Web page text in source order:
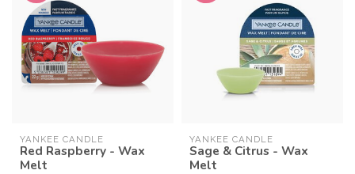
YANKEE CANDLE
Red Raspberry - Wax
Melt
YANKEE CANDLE
Sage & Citrus - Wax
Melt